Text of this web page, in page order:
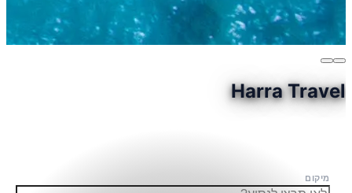
Harra Travel
מיקום